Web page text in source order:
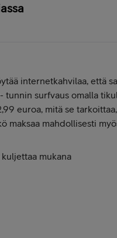
internetkahvilaa, että
tunnin surfvaus omalla
euroa, mitä se
maksaa mahdollisesti
mukana